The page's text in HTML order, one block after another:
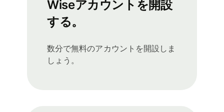
Wiseアカウントを開設
する。
数分で無料のアカウントを開設しま
しょう。